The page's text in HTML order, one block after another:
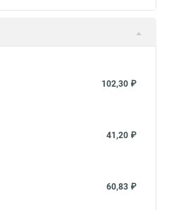
102,30 ₽
41,20 ₽
60,83 ₽